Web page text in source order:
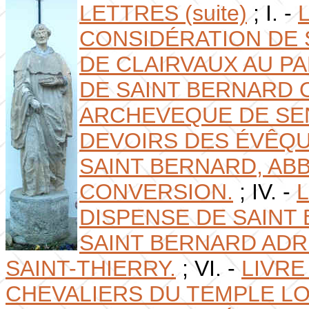
LETTRES (suite) ; I. -
CONSIDÉRATION DE
DE CLAIRVAUX AU
DE SAINT BERNARD
ARCHEVEQUE DE
DEVOIRS DES
SAINT BERNARD,
CONVERSION. ; IV. -
DISPENSE DE SAINT
SAINT BERNARD
SAINT-THIERRY. ;VI. -
CHEVALIERS DU TEMPLE